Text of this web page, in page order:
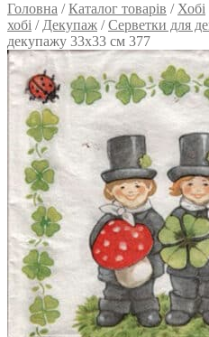
Головна /Каталог товарів / Хобі
хобі / Декупаж /Серветки для
декупажу 33х33 см 377